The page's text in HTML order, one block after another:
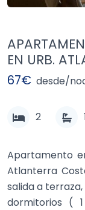
EN URB.
2
Apartamento
Atlanterra
salida a
dormitorios (
67€ desde/